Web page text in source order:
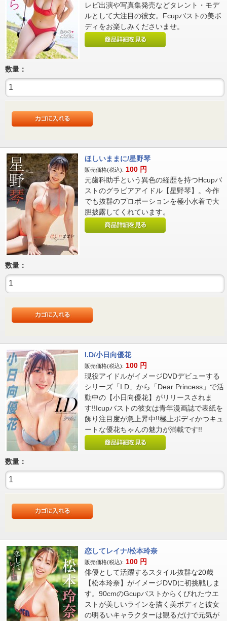
レビ出演や写真集発売などタレント・モデ
ルとして大注目の彼女。Fcupバストの美ボ
ディをお楽しみくださいませ。
数量：
ほしいままに/星野琴
販売価格(税込): 100 円
元歯科助手という異色の経歴を持つHcupバ
ストのグラビアアイドル【星野琴】。今作
でも抜群のプロポーションを極小水着で大
胆披露してくれています。
数量：
I.D/小日向優花
販売価格(税込): 100 円
現役アイドルがイメージDVDデビューする
シリーズ「I.D」から「Dear Princess」で活
動中の【小日向優花】がリリースされま
す!!Icupバストの彼女は青年漫画誌で表紙を
飾り注目度が急上昇中!!極上ボディかつキュ
ートな優花ちゃんの魅力が満載です!!
数量：
恋してレイナ/松本玲奈
販売価格(税込): 100 円
俳優として活躍するスタイル抜群な20歳
【松本玲奈】がイメージDVDに初挑戦しま
す。90cmのGcupバストからくびれたウエ
ストが美しいラインを描く美ボディと彼女
の明るいキャラクターは観るだけで元気が